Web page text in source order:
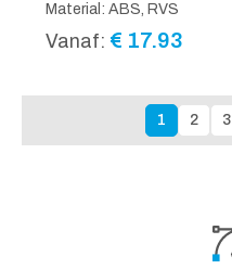
Material: ABS, RVS
Vanaf: € 17.93
1 2 3